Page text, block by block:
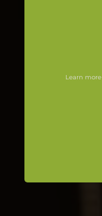
Learn more